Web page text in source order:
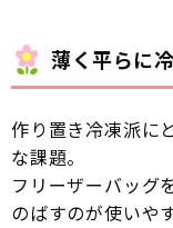
薄く平らに
作り置き冷凍派に
な課題。
フリーザーバッグ
のばすのが使いや